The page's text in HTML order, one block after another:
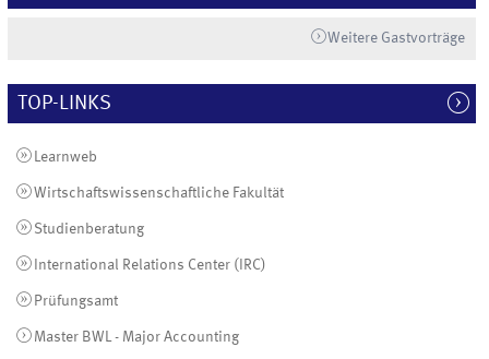
Weitere Gastvorträge
TOP-LINKS
Learnweb
Wirtschaftswissenschaftliche Fakultät
Studienberatung
International Relations Center (IRC)
Prüfungsamt
Master BWL - Major Accounting